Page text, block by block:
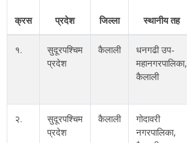
क्रस प्रदेश जिल्ला स्थानीय तह
१.
सुदूरपश्चिम
प्रदेश
कैलाली
धनगढी उप-
महानगरपालिका,
कैलाली
२.
सुदूरपश्चिम
प्रदेश
कैलाली
गोदावरी
नगरपालिका,